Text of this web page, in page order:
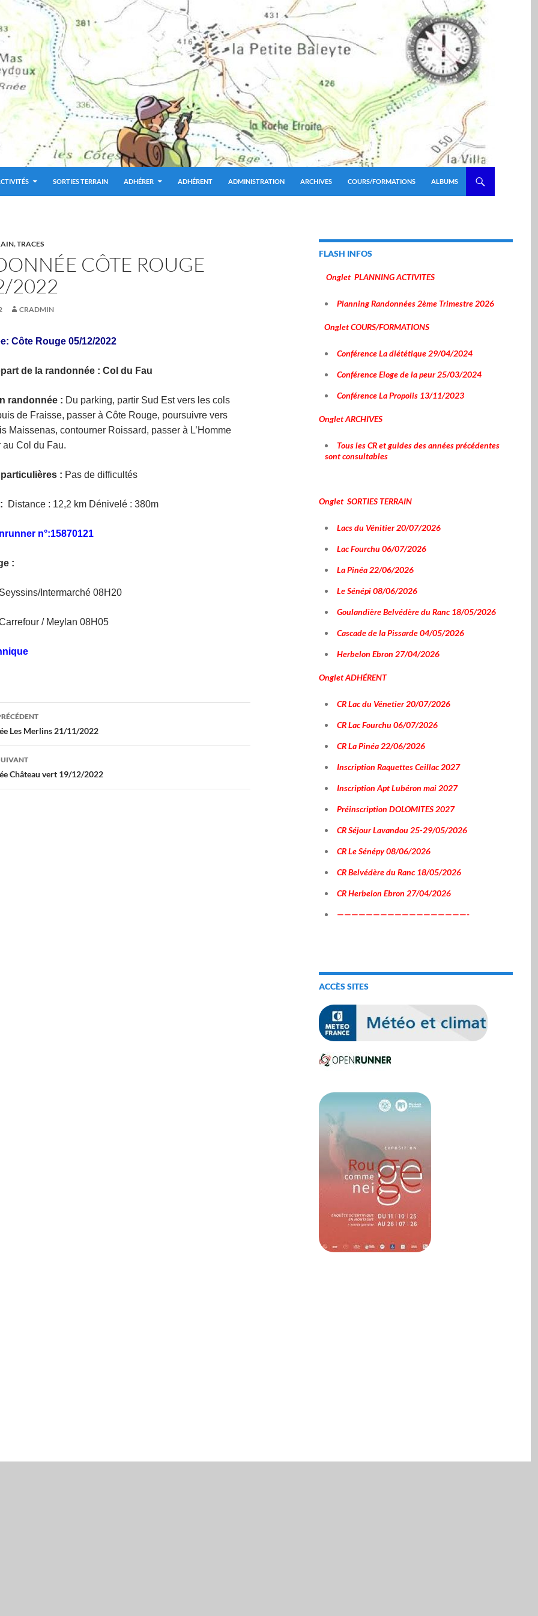
SORTIES TERRAIN ADHÉRER ADHÉRENT ADMINISTRATION ARCHIVES COURS/FORMATIONS ALBUMS
,TRACES
CÔTE ROUGE
2022
CRADMIN
Côte Rouge 05/12/2022
de la randonnée : Col du Fau
randonnée : Du parking, partir Sud Est vers les cols
de Fraisse, passer à Côte Rouge, poursuivre vers
Maissenas, contourner Roissard, passer à L’Homme
au Col du Fau.
: Pas de difficultés
Distance : 12,2 km Dénivelé : 380m
n°:15870121
:
Seyssins/Intermarché 08H20
/ Meylan 08H05
Les Merlins 21/11/2022
Château vert 19/12/2022
FLASH INFOS
Onglet PLANNING ACTIVITES
Planning Randonnées 2ème Trimestre 2026
Onglet COURS/FORMATIONS
Conférence La diététique 29/04/2024
Conférence Eloge de la peur 25/03/2024
Conférence La Propolis 13/11/2023
Onglet ARCHIVES
Tous les CR et guides des années précédentes
sont consultables
Onglet SORTIES TERRAIN
Lacs du Vénitier 20/07/2026
Lac Fourchu 06/07/2026
La Pinéa 22/06/2026
Le Sénépi 08/06/2026
Goulandière Belvédère du Ranc 18/05/2026
Cascade de la Pissarde 04/05/2026
Herbelon Ebron 27/04/2026
OngletADHÉRENT
CR Lac du Vénetier 20/07/2026
CR Lac Fourchu 06/07/2026
CR La Pinéa 22/06/2026
Inscription Raquettes Ceillac 2027
Inscription Apt Lubéron mai 2027
Préinscription DOLOMITES 2027
CR Séjour Lavandou 25-29/05/2026
CR Le Sénépy 08/06/2026
CR Belvédère du Ranc 18/05/2026
CR Herbelon Ebron 27/04/2026
——————————————————-
ACCÈS SITES